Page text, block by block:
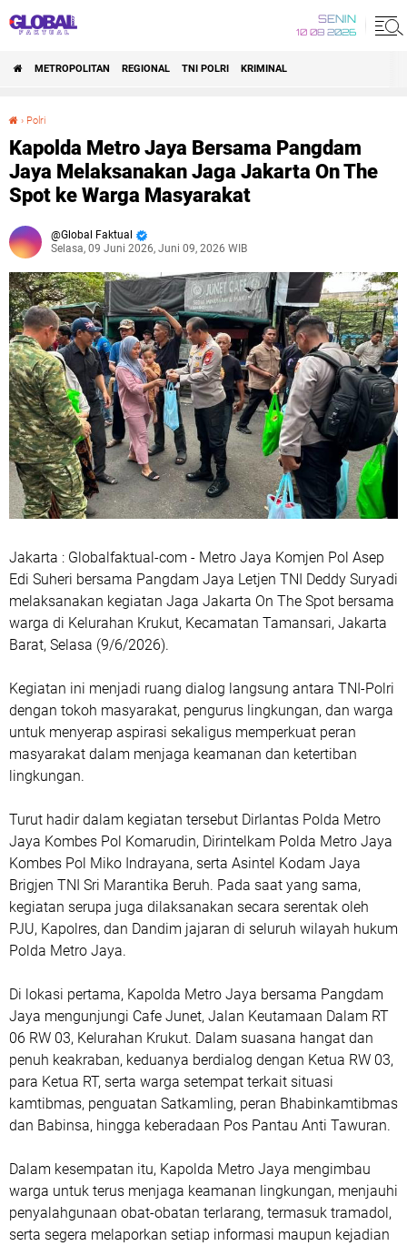
SENIN
10 08 2026
METROPOLITAN REGIONAL TNI POLRI KRIMINAL
› Polri
Kapolda Metro Jaya Bersama Pangdam
Jaya Melaksanakan Jaga Jakarta On The
Spot ke Warga Masyarakat
Global Faktual
Selasa, 09 Juni 2026, Juni 09, 2026 WIB
Jakarta : Globalfaktual-com - Metro Jaya Komjen Pol Asep
Edi Suheri bersama Pangdam Jaya Letjen TNI Deddy Suryadi
melaksanakan kegiatan Jaga Jakarta On The Spot bersama
warga di Kelurahan Krukut, Kecamatan Tamansari, Jakarta
Barat, Selasa (9/6/2026).
Kegiatan ini menjadi ruang dialog langsung antara TNI-Polri
dengan tokoh masyarakat, pengurus lingkungan, dan warga
untuk menyerap aspirasi sekaligus memperkuat peran
masyarakat dalam menjaga keamanan dan ketertiban
lingkungan.
Turut hadir dalam kegiatan tersebut Dirlantas Polda Metro
Jaya Kombes Pol Komarudin, Dirintelkam Polda Metro Jaya
Kombes Pol Miko Indrayana, serta Asintel Kodam Jaya
Brigjen TNI Sri Marantika Beruh. Pada saat yang sama,
kegiatan serupa juga dilaksanakan secara serentak oleh
PJU, Kapolres, dan Dandim jajaran di seluruh wilayah hukum
Polda Metro Jaya.
Di lokasi pertama, Kapolda Metro Jaya bersama Pangdam
Jaya mengunjungi Cafe Junet, Jalan Keutamaan Dalam RT
06 RW 03, Kelurahan Krukut. Dalam suasana hangat dan
penuh keakraban, keduanya berdialog dengan Ketua RW 03,
para Ketua RT, serta warga setempat terkait situasi
kamtibmas, penguatan Satkamling, peran Bhabinkamtibmas
dan Babinsa, hingga keberadaan Pos Pantau Anti Tawuran.
Dalam kesempatan itu, Kapolda Metro Jaya mengimbau
warga untuk terus menjaga keamanan lingkungan, menjauhi
penyalahgunaan obat-obatan terlarang, termasuk tramadol,
serta segera melaporkan setiap informasi maupun kejadian